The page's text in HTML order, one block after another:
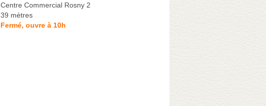
Centre Commercial Rosny 2
39 mètres
Fermé, ouvre à 10h